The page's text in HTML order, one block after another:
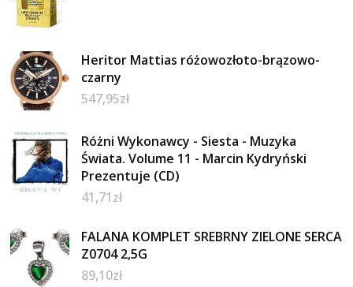
Heritor Mattias różowozłoto-brązowo-
czarny
547,95zł
Różni Wykonawcy - Siesta - Muzyka
Świata. Volume 11 - Marcin Kydryński
Prezentuje (CD)
41,71zł
FALANA KOMPLET SREBRNY ZIELONE SERCA
Z0704 2,5G
89,10zł